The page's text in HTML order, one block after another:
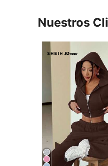
Nuestros